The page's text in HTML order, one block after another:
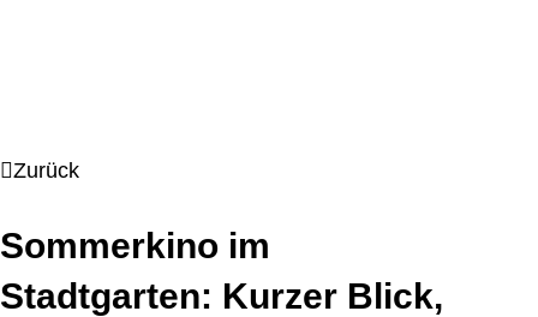
Zurück
Sommerkino im
Stadtgarten: Kurzer Blick,